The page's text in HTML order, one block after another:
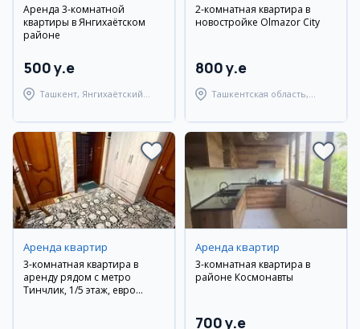
Аренда 3-комнатной
квартиры в Янгихаётском
районе
500 y.e
Ташкент, Янгихаётский
2-комнатная квартира в
новостройке Olmazor City
800 y.e
Ташкентская область,
Аренда квартир
3-комнатная квартира в
аренду рядом с метро
Тинчлик, 1/5 этаж, евро
Аренда квартир
3-комнатная квартира в
районе Космонавты
700 y.e